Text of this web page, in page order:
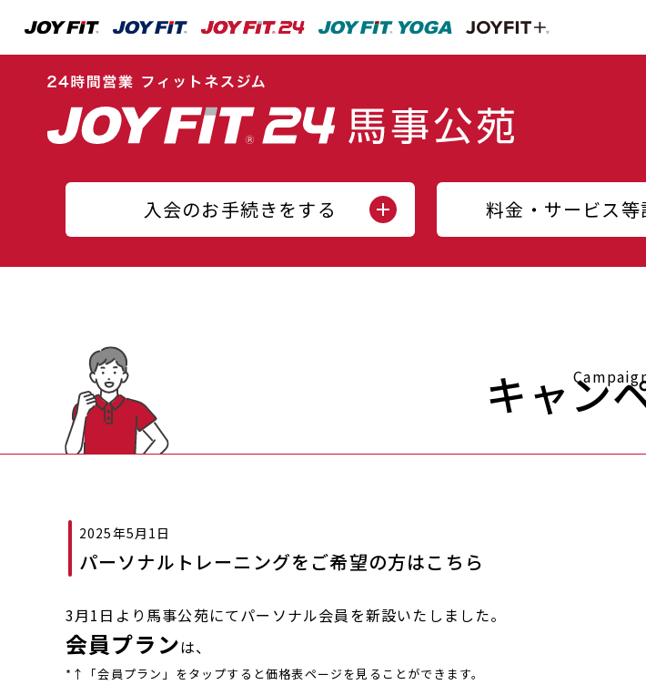
入会のお手続きをする 料金・サービス等
キャン
2025年5月1日
パーソナルトレーニングをご希望の方はこちら
3月1日より馬事公苑にてパーソナル会員を新設いたしました。
会員プランは、
*↑「会員プラン」をタップすると価格表ページを見ることができます。